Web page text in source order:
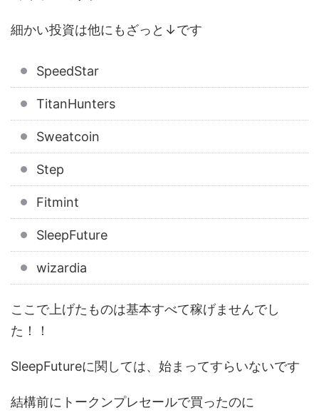
細かい投資は他にもざっと↓です
SpeedStar
TitanHunters
Sweatcoin
Step
Fitmint
SleepFuture
wizardia
ここで上げたものは基本すべて稼げませんでし
た！！
SleepFutureに関しては、始まってすらいないです
結構前にトークンプレセールで買ったのに